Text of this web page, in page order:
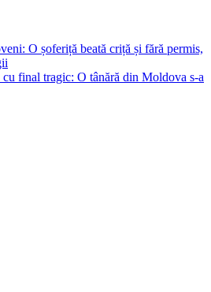
O șoferiță beată criță și fără permis,
cu final tragic: O tânără din Moldova s-a